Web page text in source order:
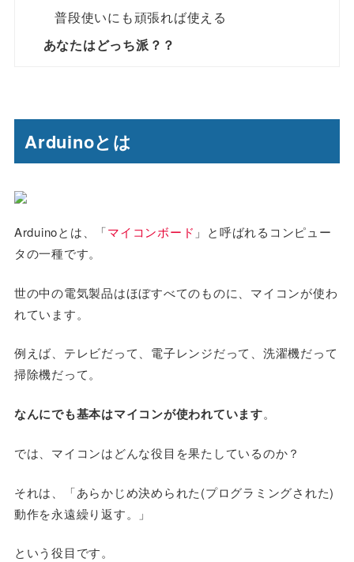
普段使いにも頑張れば使える
あなたはどっち派？？
Arduinoとは
Arduinoとは、「マイコンボード 」と呼ばれるコンピュー
タの一種です。
世の中の電気製品はほぼすべてのものに、マイコンが使わ
れています。
例えば、テレビだって、電子レンジだって、洗濯機だって
掃除機だって。
なんにでも基本はマイコンが使われています。
では、マイコンはどんな役目を果たしているのか？
それは、「あらかじめ決められた(プログラミングされた)
動作を永遠繰り返す。」
という役目です。